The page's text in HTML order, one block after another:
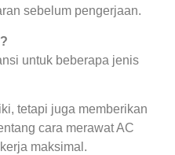
sebelum pengerjaan.
untuk beberapa jenis
tetapi juga memberikan
cara merawat AC
maksimal.